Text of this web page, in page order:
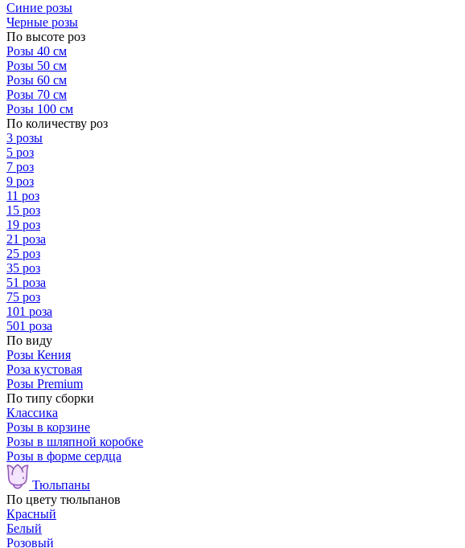
Синие розы
Черные розы
По высоте роз
Розы 40 см
Розы 50 см
Розы 60 см
Розы 70 см
Розы 100 см
По количеству роз
3 розы
5 роз
7 роз
9 роз
11 роз
15 роз
19 роз
21 роза
25 роз
35 роз
51 роза
75 роз
101 роза
501 роза
По виду
Розы Кения
Роза кустовая
Розы Premium
По типу сборки
Классика
Розы в корзине
Розы в шляпной коробке
Розы в форме сердца
Тюльпаны
По цвету тюльпанов
Красный
Белый
Розовый